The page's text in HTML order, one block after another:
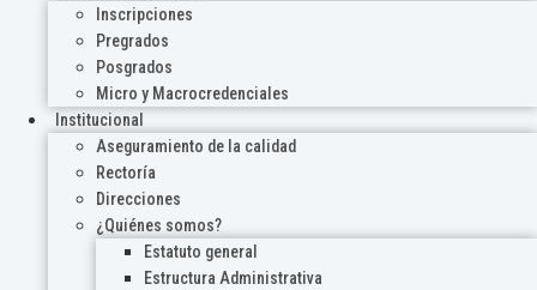
Inscripciones
Pregrados
Posgrados
Micro y Macrocredenciales
Institucional
Aseguramiento de la calidad
Rectoría
Direcciones
¿Quiénes somos?
Estatuto general
Estructura Administrativa